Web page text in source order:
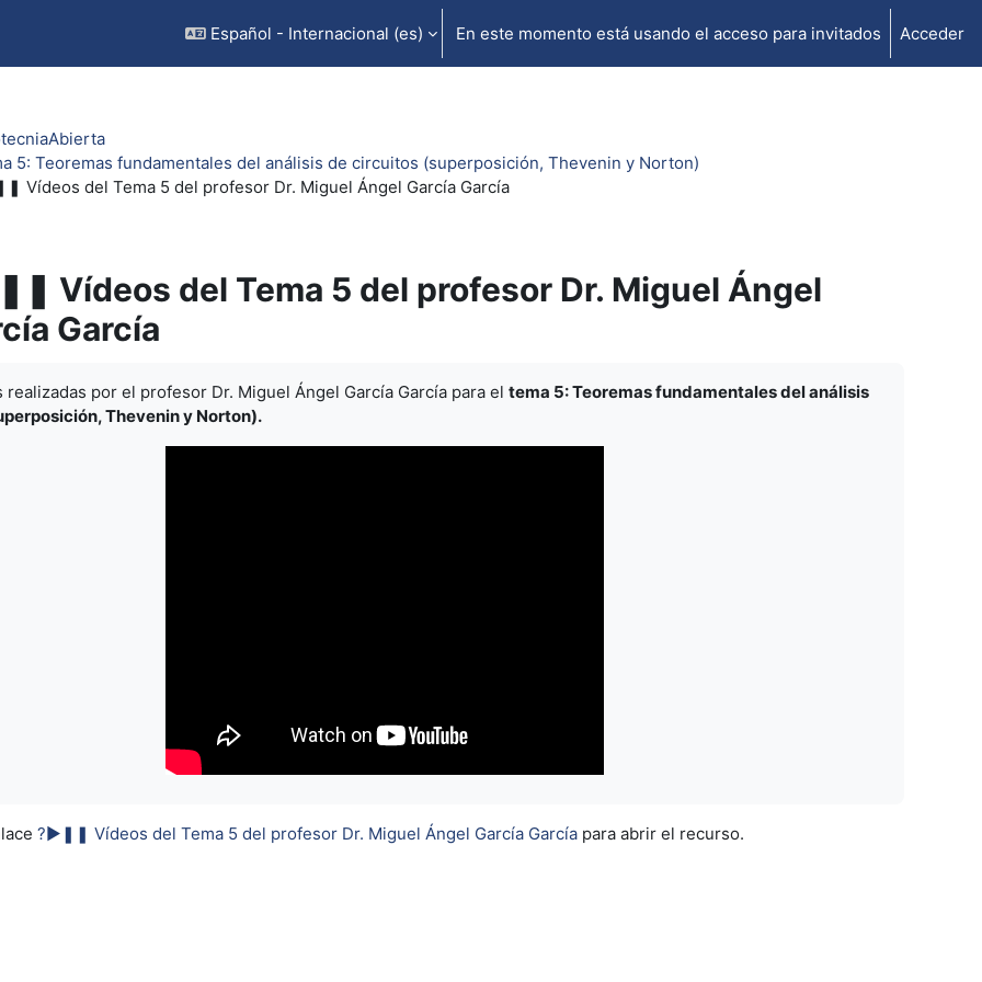
Español - Internacional ‎(es)‎ En este momento está usando el acceso para invitados Acceder
5: Teoremas fundamentales del análisis de circuitos (superposición, Thevenin y Norton)
Vídeos del Tema 5 del profesor Dr. Miguel Ángel García García
Vídeos del Tema 5 del profesor Dr. Miguel Ángel
García
realizadas por el profesor Dr. Miguel Ángel García García para el tema 5: Teoremas fundamentales del análisis
Thevenin y Norton).
?►❚❚ Vídeos del Tema 5 del profesor Dr. Miguel Ángel García García para abrir el recurso.